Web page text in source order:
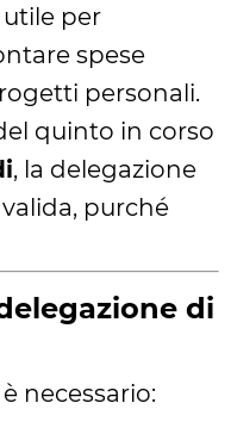
per
spese
personali.
quinto in corso
, la delegazione
purché
di
necessario: